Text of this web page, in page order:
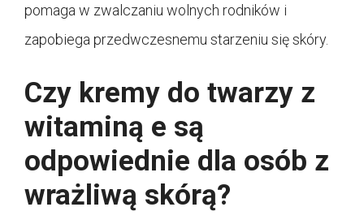
pomaga w zwalczaniu wolnych rodników i
zapobiega przedwczesnemu starzeniu się skóry.
Czy kremy do twarzy z
witaminą e są
odpowiednie dla osób z
wrażliwą skórą?